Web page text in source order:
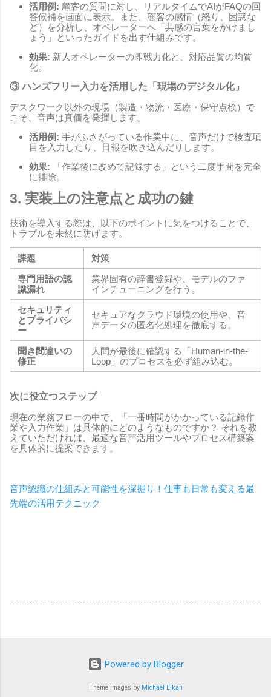
活用例: 顧客の質問に対し、リアルタイムでAIがFAQの回
答候補を画面に表示。また、顧客の感情（怒り、困惑な
ど）を分析し、オペレーターへ「共感の言葉をかけまし
ょう」といったガイドを出す仕組みです。
効果: 新人オペレーターの即戦力化と、対応品質の均質
化。
③ ハンズフリー入力を活用した「現場のデジタル化」
デスクワーク以外の現場（製造・物流・医療・保守点検）で
こそ、音声は真価を発揮します。
活用例: 手がふさがっている作業中に、音声だけで検査項
目を入力したり、日報を吹き込んだりします。
効果: 「作業後に改めて記録する」という二度手間を完全
に排除。
3. 実装上の注意点と成功の鍵
技術を導入する際は、以下のポイントに気をつけることで、
トラブルを未然に防げます。
課題
対策
専門用語の認
識漏れ
業界固有の辞書登録や、モデルのファ
インチューニングを行う。
セキュリティ
とプライバシ
ー
セキュアなクラウド環境の使用や、音
声データの匿名化処理を徹底する。
聞き間違いの
修正
人間が最後に確認する「Human-in-the-
Loop」のプロセスを必ず組み込む。
次に役立つステップ
現在の業務フローの中で、「一番時間がかかっている記録作
業や入力作業」は具体的にどのようなものですか？ それを教
えていただければ、最適な音声活用ツールやプロセス構築案
を具体的に提案できます。
音声認識の仕組みと可能性を深掘り！仕事も日常も変える最
先端の活用テクニック
Powered by Blogger
Theme images by Michael Elkan